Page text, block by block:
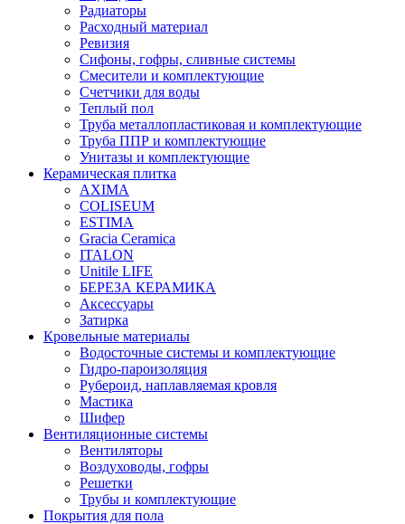
Радиаторы
Расходный материал
Ревизия
Сифоны, гофры, сливные системы
Смесители и комплектующие
Счетчики для воды
Теплый пол
Труба металлопластиковая и комплектующие
Труба ППР и комплектующие
Унитазы и комплектующие
Керамическая плитка
AXIMA
COLISEUM
ESTIMA
Gracia Ceramica
ITALON
Unitile LIFE
БЕРЕЗА КЕРАМИКА
Аксессуары
Затирка
Кровельные материалы
Водосточные системы и комплектующие
Гидро-пароизоляция
Рубероид, наплавляемая кровля
Мастика
Шифер
Вентиляционные системы
Вентиляторы
Воздуховоды, гофры
Решетки
Трубы и комплектующие
Покрытия для пола